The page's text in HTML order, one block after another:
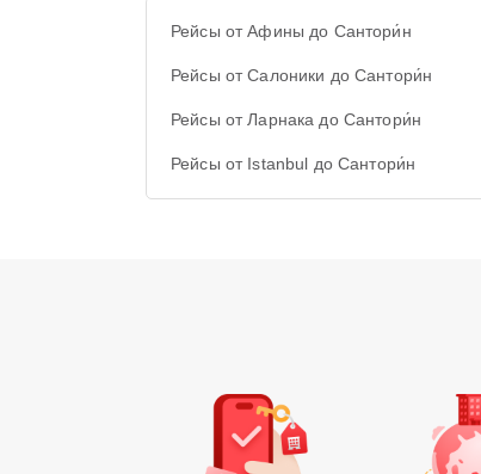
Рейсы от Афины до Сантори́н
Рейсы от Салоники до Сантори́н
Рейсы от Ларнака до Сантори́н
Рейсы от Istanbul до Сантори́н